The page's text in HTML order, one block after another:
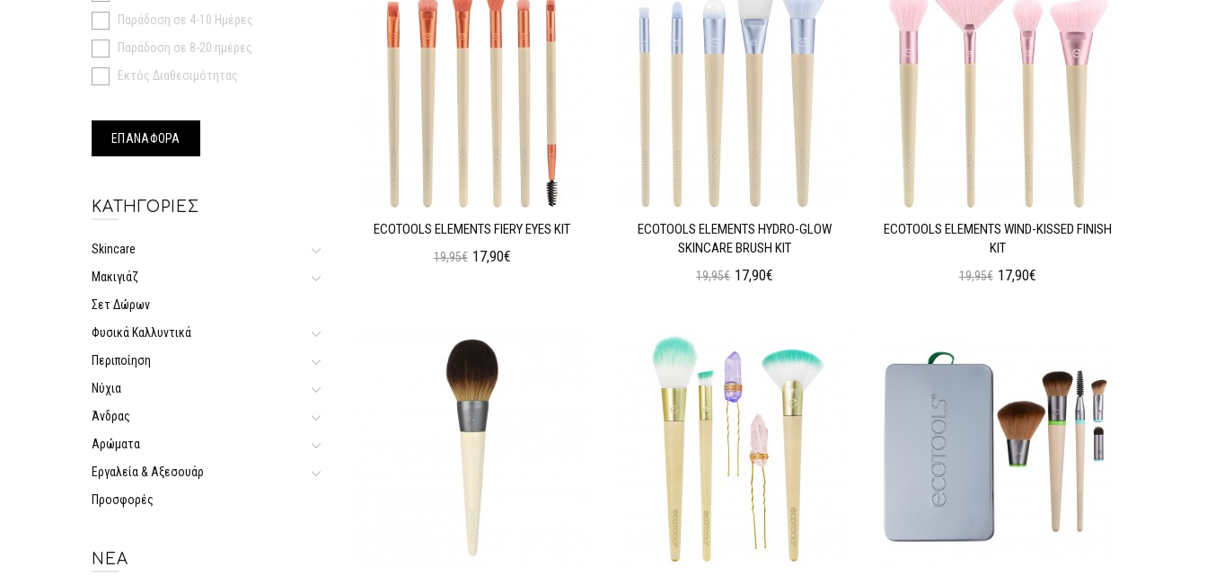
Παράδοση σε 4-10 Ημέρες
Παράδοση σε 8-20 ημέρες
Εκτός Διαθεσιμότητας
ΚΑΤΗΓΟΡΊΕΣ
Skincare
Μακιγιάζ
Σετ Δώρων
Φυσικά Καλλυντικά
Περιποίηση
Νύχια
Άνδρας
Αρώματα
Εργαλεία & Αξεσουάρ
Προσφορές
ΝΈΑ
ECOTOOLS ELEMENTS FIERY EYES KIT
19,95€ 17,90€
ECOTOOLS ELEMENTS HYDRO-GLOW
SKINCARE BRUSH KIT
19,95€ 17,90€
ECOTOOLS ELEMENTS WIND-KISSED FINISH
KIT
19,95€ 17,90€